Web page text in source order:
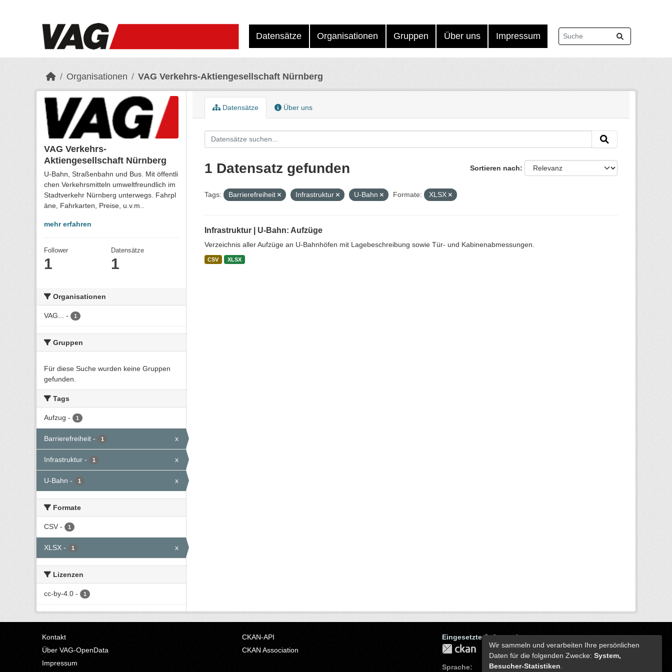
Datensätze Organisationen Gruppen Über uns Impressum
Organisationen VAG Verkehrs-Aktiengesellschaft Nürnberg
VAG Verkehrs-
Aktiengesellschaft Nürnberg
U-Bahn, Straßenbahn und Bus. Mit öffentli
chen Verkehrsmitteln umweltfreundlich im
Stadtverkehr Nürnberg unterwegs. Fahrpl
äne, Fahrkarten, Preise, u.v.m..
mehr erfahren
Follower
1
Datensätze
1
Organisationen
VAG... - 1
Gruppen
Für diese Suche wurden keine Gruppen
gefunden.
Tags
Aufzug - 1
Barrierefreiheit - 1 x
Infrastruktur - 1 x
U-Bahn - 1 x
Formate
CSV - 1
XLSX - 1 x
Lizenzen
cc-by-4.0 - 1
Datensätze Über uns
Sortieren nach
1 Datensatz gefunden
Tags: Barrierefreiheit Infrastruktur U-Bahn Formate: XLSX
Infrastruktur | U-Bahn: Aufzüge
Verzeichnis aller Aufzüge an U-Bahnhöfen mit Lagebeschreibung sowie Tür- und Kabinenabmessungen.
CSV XLSX
Kontakt
Über VAG-OpenData
Impressum
CKAN-API
CKAN Association
Eingesetzte Software ist
Sprache
Wir sammeln und verarbeiten Ihre persönlichen
Daten für die folgenden Zwecke: System,
Besucher-Statistiken